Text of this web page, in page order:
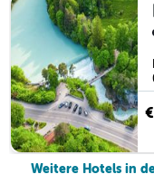
Weitere Hotels in